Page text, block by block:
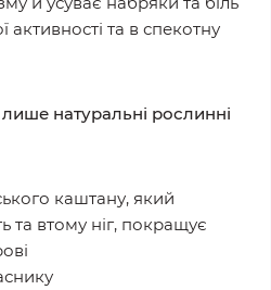
активності та в спекотну
натуральні рослинні
каштану, який
та втому ніг, покращує